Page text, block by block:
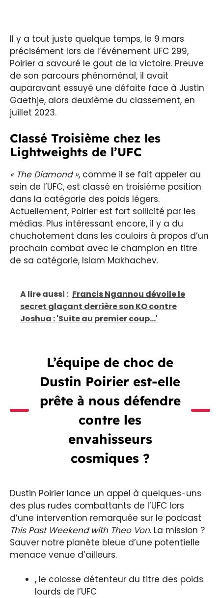
Il y a tout juste quelque temps, le 9 mars
précisément lors de l’événement UFC 299,
Poirier a savouré le gout de la victoire. Preuve
de son parcours phénoménal, il avait
auparavant essuyé une défaite face à Justin
Gaethje, alors deuxième du classement, en
juillet 2023.
Classé Troisième chez les
Lightweights de l’UFC
« The Diamond », comme il se fait appeler au
sein de l’UFC, est classé en troisième position
dans la catégorie des poids légers.
Actuellement, Poirier est fort sollicité par les
médias. Plus intéressant encore, il y a du
chuchotement dans les couloirs à propos d’un
prochain combat avec le champion en titre
de sa catégorie, Islam Makhachev.
A lire aussi : Francis Ngannou dévoile le
secret glaçant derrière son KO contre
Joshua : 'Suite au premier coup...'
L’équipe de choc de
Dustin Poirier est-elle
prête à nous défendre
contre les
envahisseurs
cosmiques ?
Dustin Poirier lance un appel à quelques-uns
des plus rudes combattants de l’UFC lors
d’une intervention remarquée sur le podcast
This Past Weekend with Theo Von. La mission ?
Sauver notre planète bleue d’une potentielle
menace venue d’ailleurs.
, le colosse détenteur du titre des poids
lourds de l’UFC